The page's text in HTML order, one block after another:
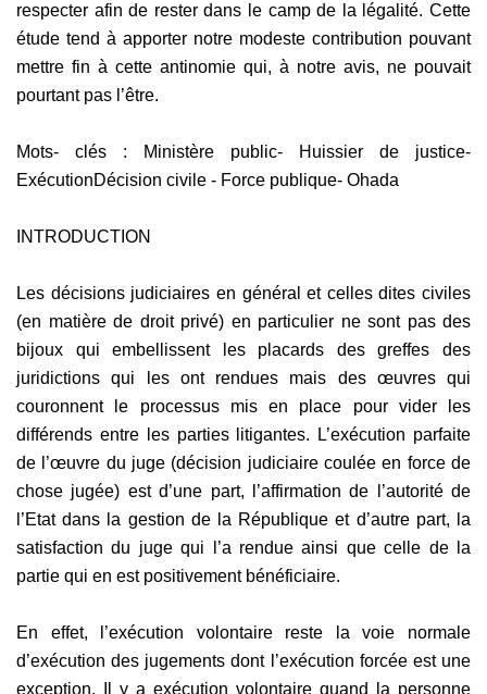
respecter afin de rester dans le camp de la légalité. Cette
étude tend à apporter notre modeste contribution pouvant
mettre fin à cette antinomie qui, à notre avis, ne pouvait
pourtant pas l’être.
Mots- clés : Ministère public- Huissier de justice-
ExécutionDécision civile - Force publique- Ohada
INTRODUCTION
Les décisions judiciaires en général et celles dites civiles
(en matière de droit privé) en particulier ne sont pas des
bijoux qui embellissent les placards des greffes des
juridictions qui les ont rendues mais des œuvres qui
couronnent le processus mis en place pour vider les
différends entre les parties litigantes. L’exécution parfaite
de l’œuvre du juge (décision judiciaire coulée en force de
chose jugée) est d’une part, l’affirmation de l’autorité de
l’Etat dans la gestion de la République et d’autre part, la
satisfaction du juge qui l’a rendue ainsi que celle de la
partie qui en est positivement bénéficiaire.
En effet, l’exécution volontaire reste la voie normale
d’exécution des jugements dont l’exécution forcée est une
exception. Il y a exécution volontaire quand la personne